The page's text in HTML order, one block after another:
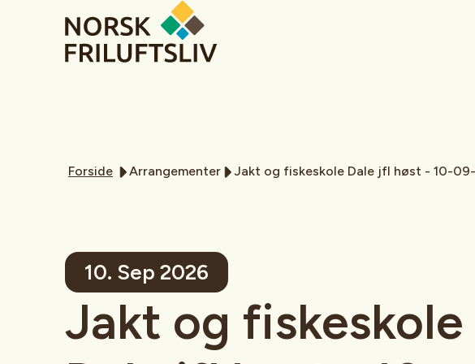
Forside Arrangementer Jakt og fiskeskole Dale jfl høst - 10-
10. Sep 2026
Jakt og fiskeskole